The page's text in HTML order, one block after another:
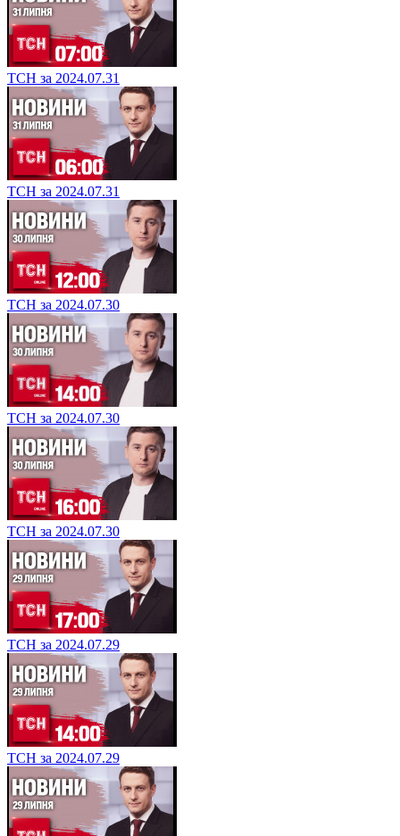
ТСН за 2024.07.31
ТСН за 2024.07.31
ТСН за 2024.07.30
ТСН за 2024.07.30
ТСН за 2024.07.30
ТСН за 2024.07.29
ТСН за 2024.07.29